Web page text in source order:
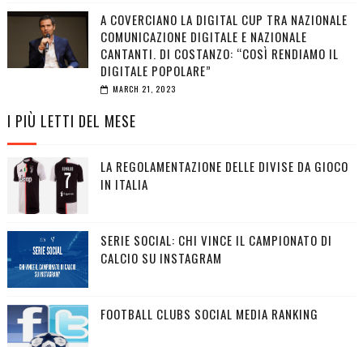
A COVERCIANO LA DIGITAL CUP TRA NAZIONALE
COMUNICAZIONE DIGITALE E NAZIONALE
CANTANTI. DI COSTANZO: “COSÌ RENDIAMO IL
DIGITALE POPOLARE”
MARCH 21, 2023
I PIÙ LETTI DEL MESE
LA REGOLAMENTAZIONE DELLE DIVISE DA GIOCO
IN ITALIA
SERIE SOCIAL: CHI VINCE IL CAMPIONATO DI
CALCIO SU INSTAGRAM
FOOTBALL CLUBS SOCIAL MEDIA RANKING